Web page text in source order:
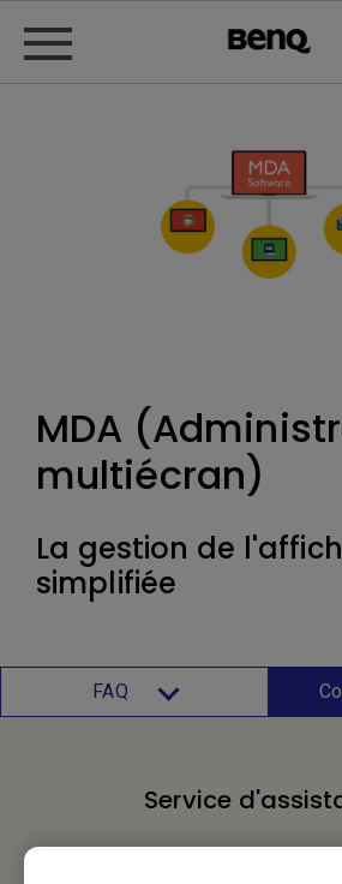
MDA
multiécran)
La gestion de
simplifiée
FAQ
Service
Nous aimerions avoir de